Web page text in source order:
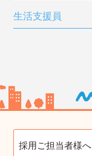
生活支援員
採用ご担当者様へ